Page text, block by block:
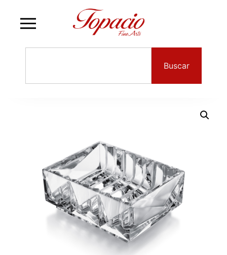
Buscar